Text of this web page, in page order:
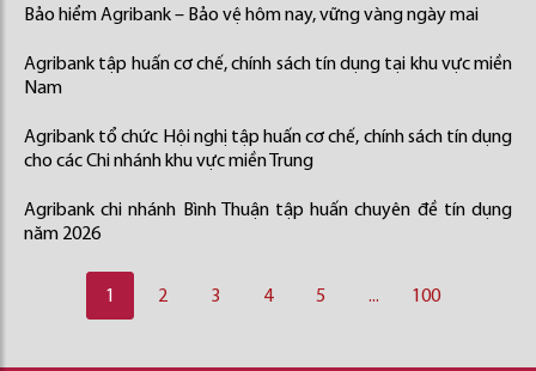
Bảo hiểm Agribank – Bảo vệ hôm nay, vững vàng ngày mai
Agribank tập huấn cơ chế, chính sách tín dụng tại khu vực miền
Nam
Agribank tổ chức Hội nghị tập huấn cơ chế, chính sách tín dụng
cho các Chi nhánh khu vực miền Trung
Agribank chi nhánh Bình Thuận tập huấn chuyên đề tín dụng
năm 2026
1 2 3 4 5 ... 100